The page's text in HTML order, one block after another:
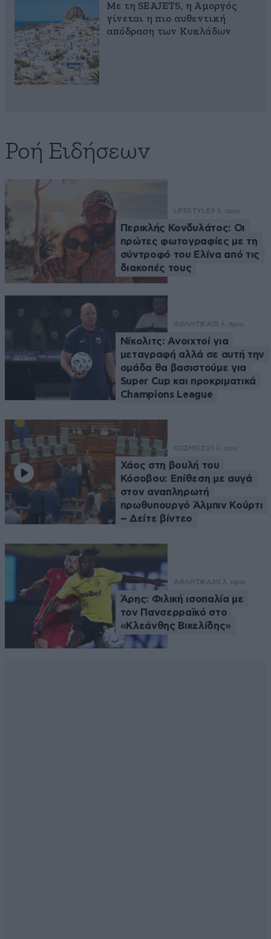
Με τη SEAJETS, η Αμοργός
γίνεται η πιο αυθεντική
απόδραση των Κυκλάδων
Ροή Ειδήσεων
LIFESTYLE9 λ. πριν
Περικλής Κονδυλάτος: Οι
πρώτες φωτογραφίες με τη
σύντροφό του Ελίνα από τις
διακοπές τους
ΑΘΛΗΤΙΚΑ 15 λ. πριν
Νίκολιτς: Ανοιχτοί για
μεταγραφή αλλά σε αυτή την
ομάδα θα βασιστούμε για
Super Cup και προκριματικά
Champions League
ΚΟΣΜΟΣ21 λ. πριν
Χάος στη βουλή του
Κόσοβου: Επίθεση με αυγά
στον αναπληρωτή
πρωθυπουργό Άλμπιν Κούρτι
– Δείτε βίντεο
ΑΘΛΗΤΙΚΑ30 λ. πριν
Άρης: Φιλική ισοπαλία με
τον Πανσερραϊκό στο
«Κλεάνθης Βικελίδης»